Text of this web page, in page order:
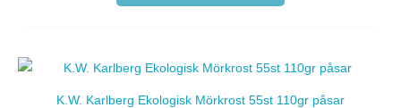
K.W. Karlberg Ekologisk Mörkrost 55st 110gr påsar